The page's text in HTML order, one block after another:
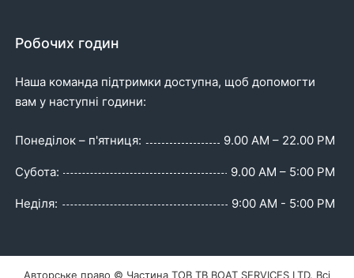
Робочих годин
Наша команда підтримки доступна, щоб допомогти
вам у наступні години:
Понеділок – п'ятниця: 9.00 AM – 22.00 PM
Субота: 9.00 AM – 5:00 PM
Неділя: 9:00 AM - 5:00 PM
Авторське право © Частина ТОВ TB BOAT SERVICES LTD. Всі